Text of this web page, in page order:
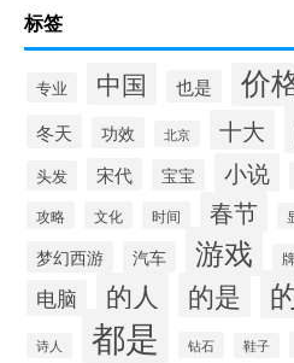
标签
专业 中国 也是 价
冬天 功效 北京 十大
头发 宋代 宝宝 小说
攻略 文化 时间 春节
梦幻西游 汽车 游戏
电脑 的人 的是
诗人 都是 钻石 鞋子